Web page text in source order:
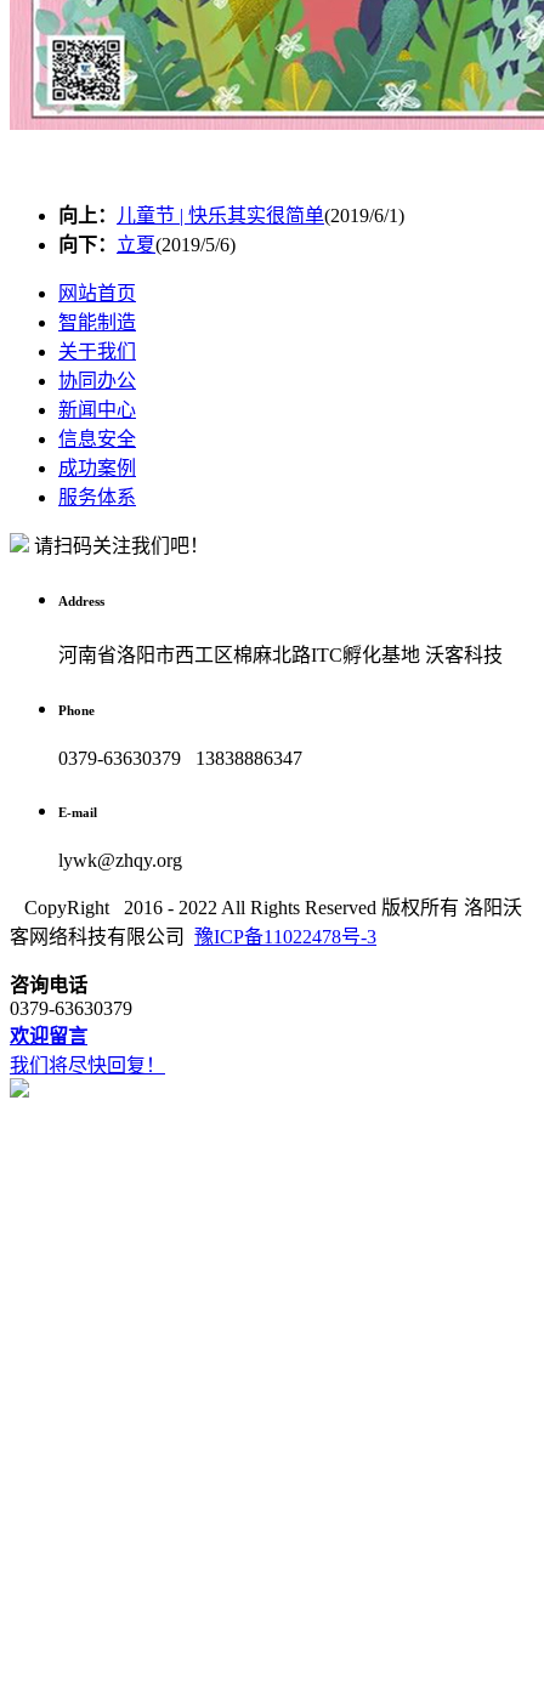
向上： 儿童节 | 快乐其实很简单(2019/6/1)
向下： 立夏(2019/5/6)
网站首页
智能制造
关于我们
协同办公
新闻中心
信息安全
成功案例
服务体系
请扫码关注我们吧！
Address
河南省洛阳市西工区棉麻北路ITC孵化基地 沃客科技
Phone
0379-63630379 13838886347
E-mail
lywk@zhqy.org
CopyRight 2016 - 2022 All Rights Reserved 版权所有 洛阳沃
客网络科技有限公司 豫ICP备11022478号-3
咨询电话
0379-63630379
欢迎留言
我们将尽快回复！